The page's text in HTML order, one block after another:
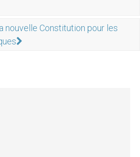
nouvelle Constitution pour les